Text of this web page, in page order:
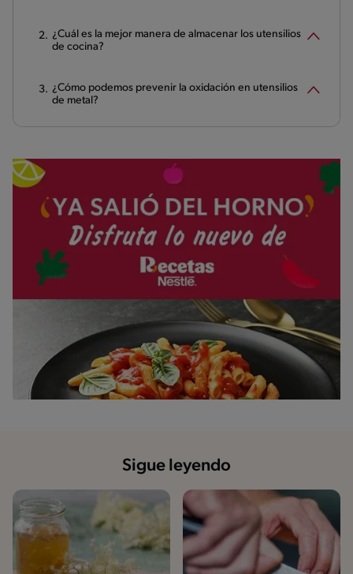
¿Cuál es la mejor manera de almacenar los utensilios
de cocina?
¿Cómo podemos prevenir la oxidación en utensilios
de metal?
Sigue leyendo